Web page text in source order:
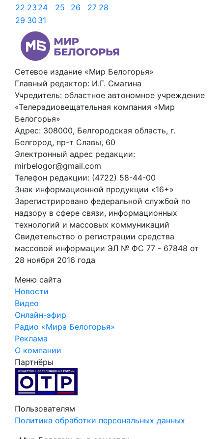
22 23 24 25 26 27 28
29 30 31
Сетевое издание «Мир Белогорья»
Главный редактор: И.Г. Смагина
Учредитель: областное автономное учреждение
«Телерадиовещательная компания «Мир
Белогорья»
Адрес: 308000, Белгородская область, г.
Белгород, пр-т Славы, 60
Электронный адрес редакции:
mirbelogor@gmail.com
Телефон редакции: (4722) 58-44-00
Знак информационной продукции «16+»
Зарегистрировано федеральной службой по
надзору в сфере связи, информационных
технологий и массовых коммуникаций
Свидетельство о регистрации средства
массовой информации ЭЛ № ФС 77 - 67848 от
28 ноября 2016 года
Меню сайта
Новости
Видео
Онлайн-эфир
Радио «Мира Белогорья»
Реклама
О компании
Партнёры
Пользователям
Политика обработки персональных данных